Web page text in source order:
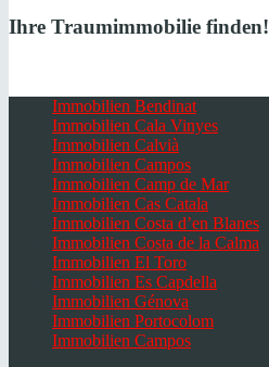
Ihre Traumimmobilie finden!
Immobilien Bendinat
Immobilien Cala Vinyes
Immobilien Calvià
Immobilien Campos
Immobilien Camp de Mar
Immobilien Cas Catala
Immobilien Costa d’en Blanes
Immobilien Costa de la Calma
Immobilien El Toro
Immobilien Es Capdella
Immobilien Génova
Immobilien Portocolom
Immobilien Campos